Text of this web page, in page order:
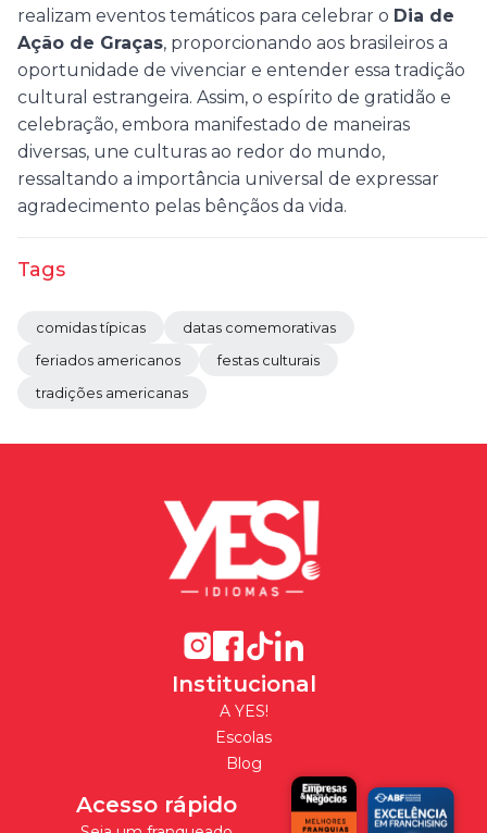
realizam eventos temáticos para celebrar o Dia de
Ação de Graças, proporcionando aos brasileiros a
oportunidade de vivenciar e entender essa tradição
cultural estrangeira. Assim, o espírito de gratidão e
celebração, embora manifestado de maneiras
diversas, une culturas ao redor do mundo,
ressaltando a importância universal de expressar
agradecimento pelas bênçãos da vida.
Tags
comidas típicas
datas comemorativas
feriados americanos
festas culturais
tradições americanas
Institucional
A YES!
Escolas
Blog
Acesso rápido